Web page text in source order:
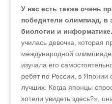
У нас есть также очень
победители олимпиад, в
биологии и информатике.
училась девочка, которая
международной
изучала его
ребят по России, в Японии
лучших. Когда японцы
хотели увидеть здесь?»,